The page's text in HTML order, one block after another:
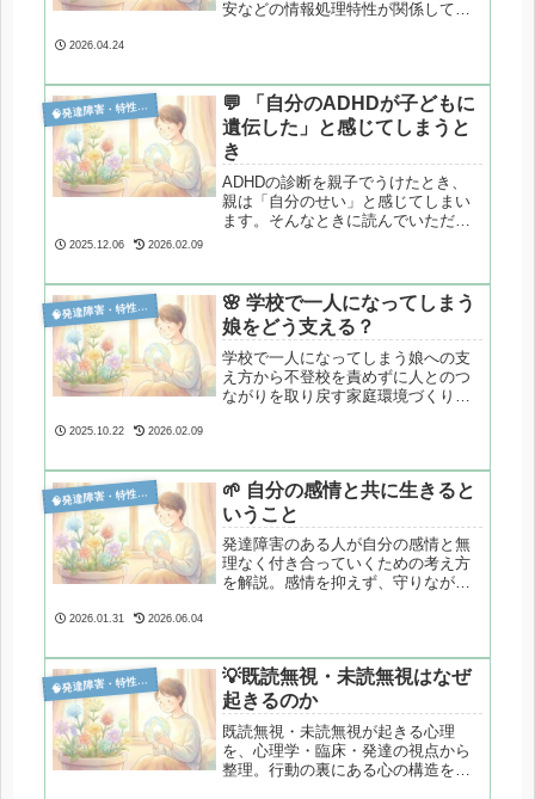
安などの情報処理特性が関係してい
2026.04.24

発達障害・特性分析
💬 「自分のADHDが子どもに
遺伝した」と感じてしまうと
き
ADHDの診断を親子でうけたとき、
親は「自分のせい」と感じてしまい
ます。そんなときに読んでいただき
2025.12.06 2026.02.09

発達障害・特性分析
🌸 学校で一人になってしまう
娘をどう支える？
学校で一人になってしまう娘への支
え方から不登校を責めずに人とのつ
ながりを取り戻す家庭環境づくりに
2025.10.22 2026.02.09

発達障害・特性分析
🌱 自分の感情と共に生きると
いうこと
発達障害のある人が自分の感情と無
理なく付き合っていくための考え方
を解説。感情を抑えず、守りながら
2026.01.31 2026.06.04

発達障害・特性分析
💡既読無視・未読無視はなぜ
起きるのか
既読無視・未読無視が起きる心理
を、心理学・臨床・発達の視点から
整理。行動の裏にある心の構造を